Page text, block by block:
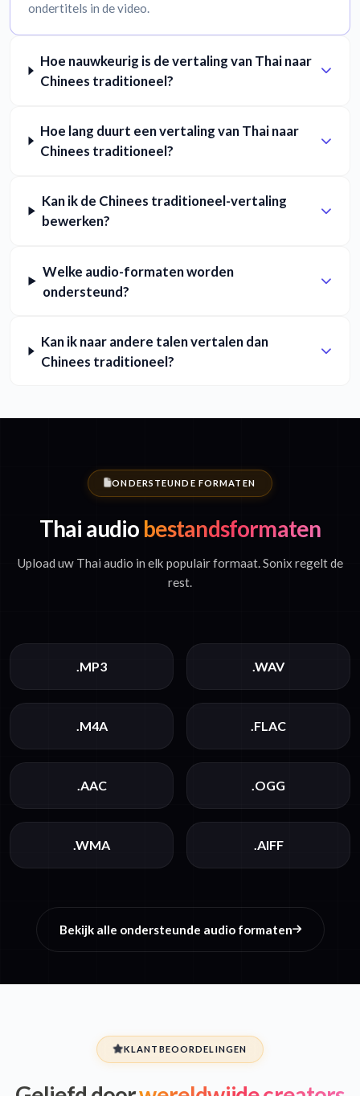
ondertitels in de video.
Hoe nauwkeurig is de vertaling van Thai naar
Chinees traditioneel?
Hoe lang duurt een vertaling van Thai naar
Chinees traditioneel?
Kan ik de Chinees traditioneel-vertaling
bewerken?
Welke audio-formaten worden
ondersteund?
Kan ik naar andere talen vertalen dan
Chinees traditioneel?
ONDERSTEUNDE FORMATEN
Thai audio bestandsformaten
Upload uw Thai audio in elk populair formaat. Sonix regelt de
rest.
.MP3 .WAV
.M4A .FLAC
.AAC .OGG
.WMA .AIFF
Bekijk alle ondersteunde audio formaten
KLANTBEOORDELINGEN